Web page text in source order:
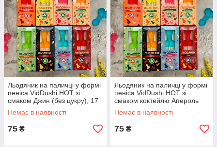
Льодяник на паличці у формі
пеніса VidDushi HOT зі
смаком Джин (без цукру), 17
гр
Немає в наявності
75 ₴
Льодяник на паличці у формі
пеніса VidDushi HOT зі
смаком коктейлю Апероль
(без цукру), 17 гр
Немає в наявності
75 ₴